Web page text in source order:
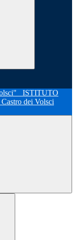
ISTITUTO
Castro dei Volsci